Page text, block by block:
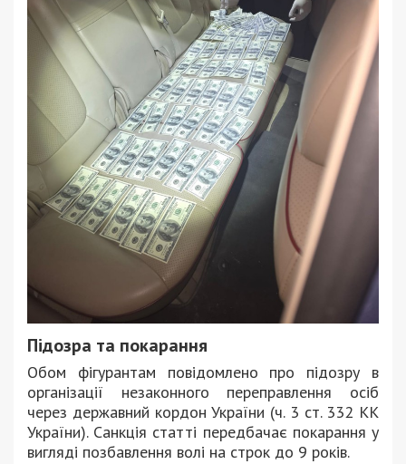
Підозра та покарання
Обом фігурантам повідомлено про підозру в
організації незаконного переправлення осіб
через державний кордон України (ч. 3 ст. 332 КК
України). Санкція статті передбачає покарання у
вигляді позбавлення волі на строк до 9 років.